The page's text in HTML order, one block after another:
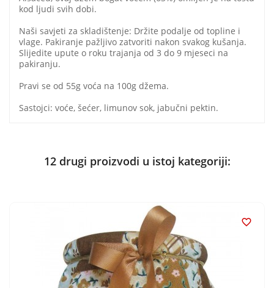
kod ljudi svih dobi.
Naši savjeti za skladištenje: Držite podalje od topline i
vlage. Pakiranje pažljivo zatvoriti nakon svakog kušanja.
Slijedite upute o roku trajanja od 3 do 9 mjeseci na
pakiranju.
Pravi se od 55g voća na 100g džema.
Sastojci: voće, šećer, limunov sok, jabučni pektin.
12 drugi proizvodi u istoj kategoriji:
